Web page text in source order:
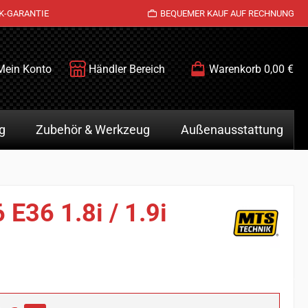
GARANTIE BEQUEMER KAUF AUF RECHNUNG
Konto Händler Bereich Warenkorb 0,00 €
Zubehör & Werkzeug Außenausstattung
E36 1.8i / 1.9i